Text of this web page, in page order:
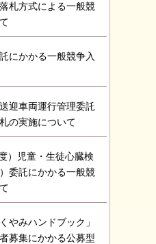
札方式による一般競
にかかる一般競争入
迎車両運行管理委託
の実施について
）児童・生徒心臓検
委託にかかる一般競
やみハンドブック」
募集にかかる公募型